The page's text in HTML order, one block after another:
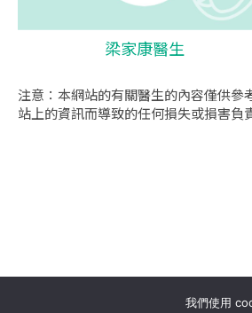
梁家康醫生
注意：本網站的有關醫生的內容僅供
站上的資訊而導致的任何損失或損害
我們使用